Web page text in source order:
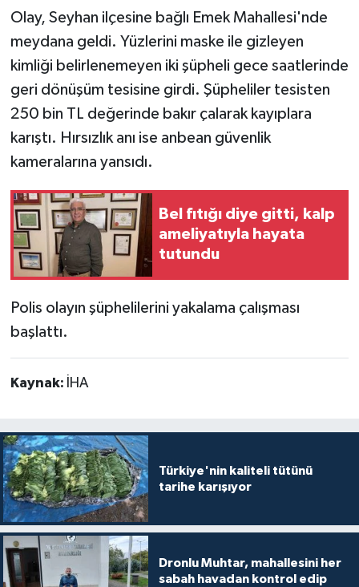
Olay, Seyhan ilçesine bağlı Emek Mahallesi'nde
meydana geldi. Yüzlerini maske ile gizleyen
kimliği belirlenemeyen iki şüpheli gece saatlerinde
geri dönüşüm tesisine girdi. Şüpheliler tesisten
250 bin TL değerinde bakır çalarak kayıplara
karıştı. Hırsızlık anı ise anbean güvenlik
kameralarına yansıdı.
Bel fıtığı diye gitti, kalp
ameliyatıyla hayata
tutundu
Polis olayın şüphelilerini yakalama çalışması
başlattı.
Kaynak: İHA
Türkiye'nin kaliteli tütünü
tarihe karışıyor
Dronlu Muhtar, mahallesini her
sabah havadan kontrol edip
Yaşam